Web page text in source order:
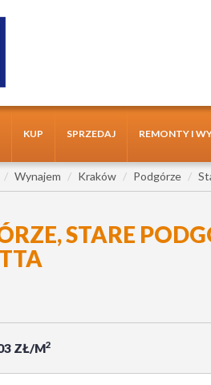
KUP SPRZEDAJ REMONTY I
Wynajem Kraków Podgórze
STARE
ZŁ/M2